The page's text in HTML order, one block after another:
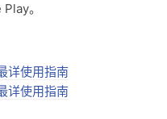
。
详使用指南
详使用指南